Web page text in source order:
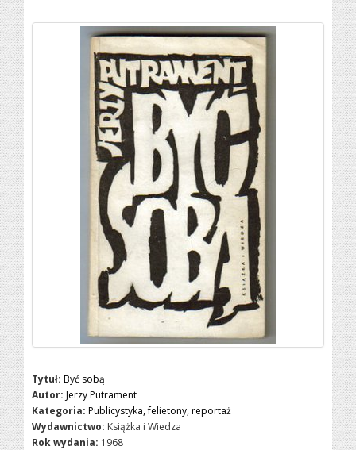
Tytuł: Być sobą
Autor: Jerzy Putrament
Kategoria: Publicystyka, felietony, reportaż
Wydawnictwo: Książka i Wiedza
Rok wydania: 1968